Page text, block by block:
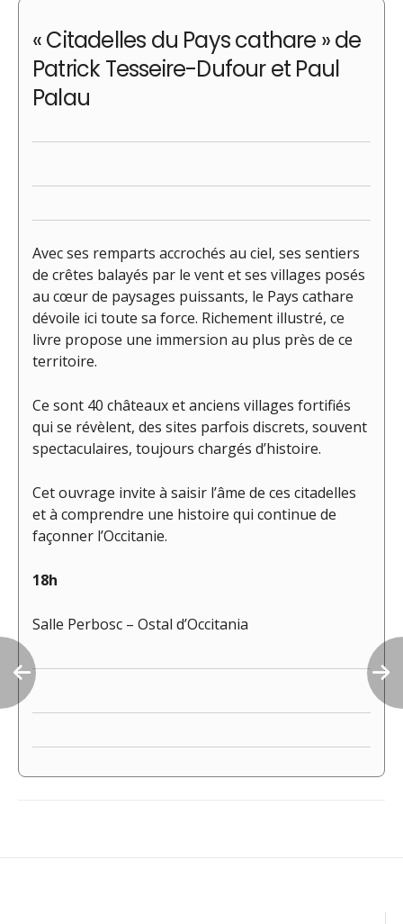
« Citadelles du Pays cathare » de
Patrick Tesseire-Dufour et Paul
Palau
Avec ses remparts accrochés au ciel, ses sentiers
de crêtes balayés par le vent et ses villages posés
au cœur de paysages puissants, le Pays cathare
dévoile ici toute sa force. Richement illustré, ce
livre propose une immersion au plus près de ce
territoire.
Ce sont 40 châteaux et anciens villages fortifiés
qui se révèlent, des sites parfois discrets, souvent
spectaculaires, toujours chargés d’histoire.
Cet ouvrage invite à saisir l’âme de ces citadelles
et à comprendre une histoire qui continue de
façonner l’Occitanie.
18h
Salle Perbosc – Ostal d’Occitania